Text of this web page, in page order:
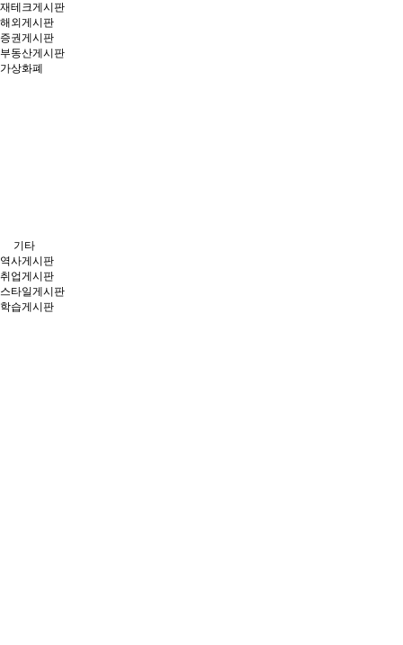
재테크게시판
해외게시판
증권게시판
부동산게시판
가상화폐
기타
역사게시판
취업게시판
스타일게시판
학습게시판